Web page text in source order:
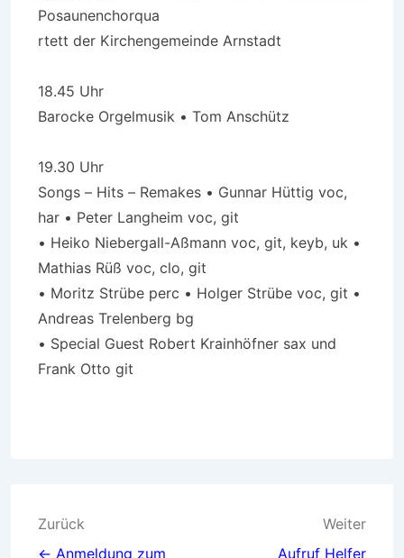
Posaunenchorqua
rtett der Kirchengemeinde Arnstadt
18.45 Uhr
Barocke Orgelmusik • Tom Anschütz
19.30 Uhr
Songs – Hits – Remakes • Gunnar Hüttig voc,
har • Peter Langheim voc, git
• Heiko Niebergall-Aßmann voc, git, keyb, uk •
Mathias Rüß voc, clo, git
• Moritz Strübe perc • Holger Strübe voc, git •
Andreas Trelenberg bg
• Special Guest Robert Krainhöfner sax und
Frank Otto git
Zurück
← Anmeldung zum
Weiter
Aufruf Helfer